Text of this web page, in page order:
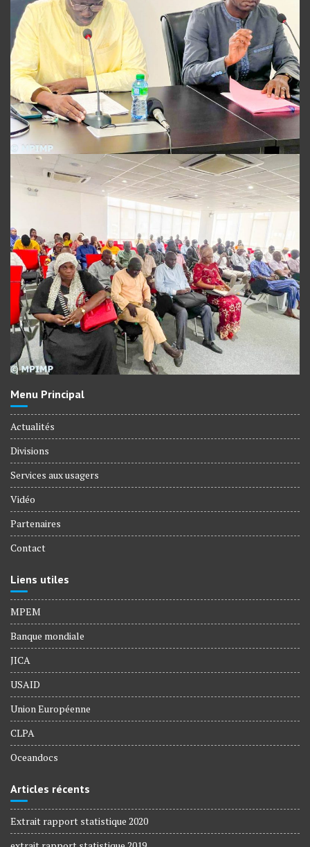
Menu Principal
Actualités
Divisions
Services aux usagers
Vidéo
Partenaires
Contact
Liens utiles
MPEM
Banque mondiale
JICA
USAID
Union Européenne
CLPA
Oceandocs
Articles récents
Extrait rapport statistique 2020